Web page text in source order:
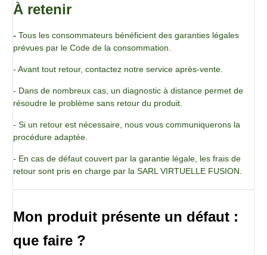
À retenir
- Tous les consommateurs bénéficient des garanties légales
prévues par le Code de la consommation.
- Avant tout retour, contactez notre service après-vente.
- Dans de nombreux cas, un diagnostic à distance permet de
résoudre le problème sans retour du produit.
- Si un retour est nécessaire, nous vous communiquerons la
procédure adaptée.
- En cas de défaut couvert par la garantie légale, les frais de
retour sont pris en charge par la SARL VIRTUELLE FUSION.
Mon produit présente un défaut :
que faire ?